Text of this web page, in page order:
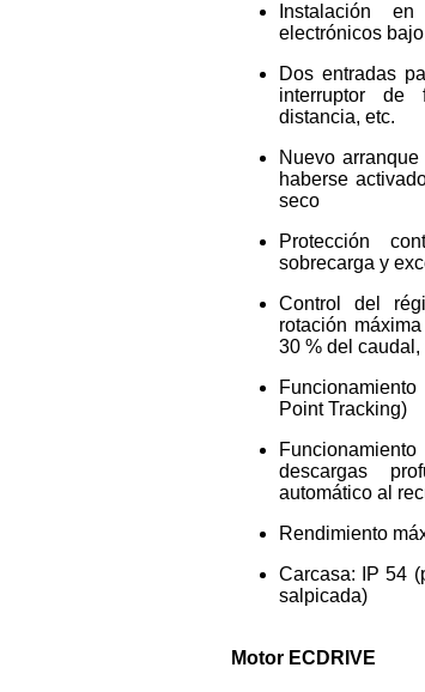
Instalación
electrónicos
Dos entradas
interruptor de
distancia, etc.
Nuevo
haberse
seco
Protección
sobrecarga y
Control del
rotación
30 % del
Point Tracking)
descargas
automático al
Rendimiento
Carcasa: IP 54
salpicada)
Motor ECDRIVE